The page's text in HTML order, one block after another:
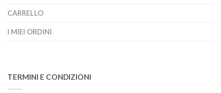
CARRELLO
I MIEI ORDINI
TERMINI E CONDIZIONI